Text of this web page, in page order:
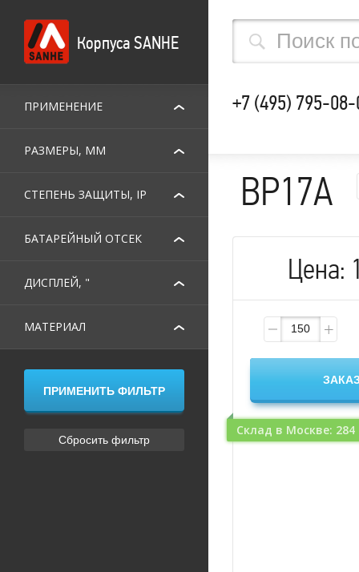
+7 (495) 795-
Корпуса SANHE
ПРИМЕНЕНИЕ
РАЗМЕРЫ, ММ
СТЕПЕНЬ ЗАЩИТЫ, IP
БАТАРЕЙНЫЙ ОТСЕК
ДИСПЛЕЙ, "
МАТЕРИАЛ
BP17A
Цена:
Склад в Москве: